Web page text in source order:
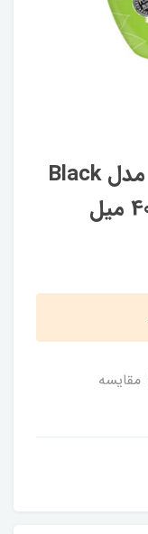
لوسیون سولاریوم تن از یو مدل Black
مقایسه